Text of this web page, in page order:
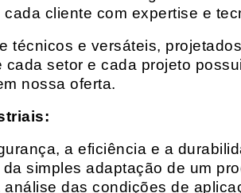
cliente com expertise e
técnicos e versáteis,
setor e cada projeto
nossa oferta.
a eficiência e a
simples adaptação de um
das condições de